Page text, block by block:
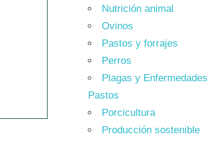
Nutrición animal
Ovinos
Pastos y forrajes
Perros
Plagas y
Pastos
Porcicultura
Producción sostenible